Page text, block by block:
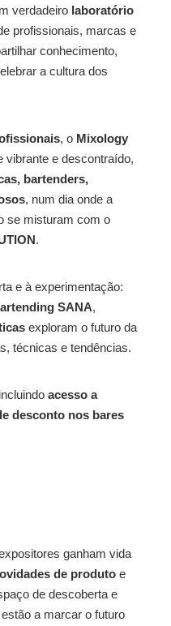
verdadeiro laboratório
profissionais, marcas e
conhecimento,
a cultura dos
, o Mixology
vibrante e descontraído,
bartenders,
, num dia onde a
se misturam com o
.
e à experimentação:
SANA,
exploram o futuro da
técnicas e tendências.
acesso a
desconto nos bares
ganham vida
de produto e
de descoberta e
a marcar o futuro